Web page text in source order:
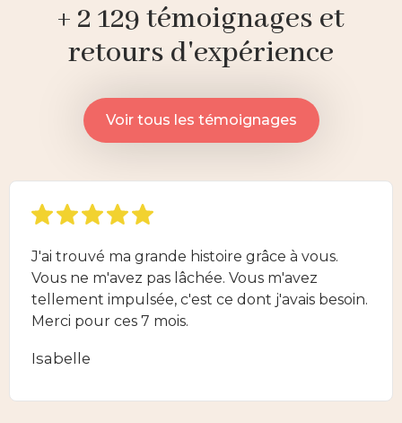
+ 2 129 témoignages et
retours d'expérience
Voir tous les témoignages
J'ai trouvé ma grande histoire grâce à vous.
Vous ne m'avez pas lâchée. Vous m'avez
tellement impulsée, c'est ce dont j'avais besoin.
Merci pour ces 7 mois.
Isabelle